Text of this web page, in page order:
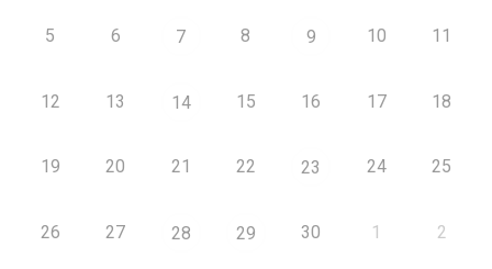
5 6 7 8 9 10 11
12 13 14 15 16 17 18
19 20 21 22 23 24 25
26 27 28 29 30 1 2